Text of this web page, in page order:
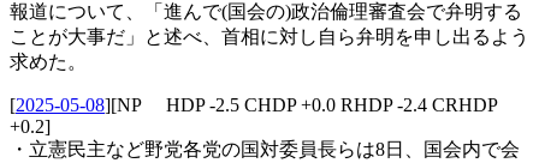
報道について、「進んで(国会の)政治倫理審査会で弁明する
ことが大事だ」と述べ、首相に対し自ら弁明を申し出るよう
求めた。
[2025-05-08][NP HDP -2.5 CHDP +0.0 RHDP -2.4 CRHDP
+0.2]
・立憲民主など野党各党の国対委員長らは8日、国会内で会